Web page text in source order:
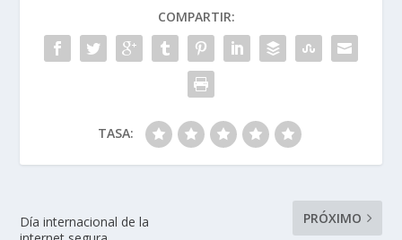
COMPARTIR:
TASA:
Día internacional de la
PRÓXIMO